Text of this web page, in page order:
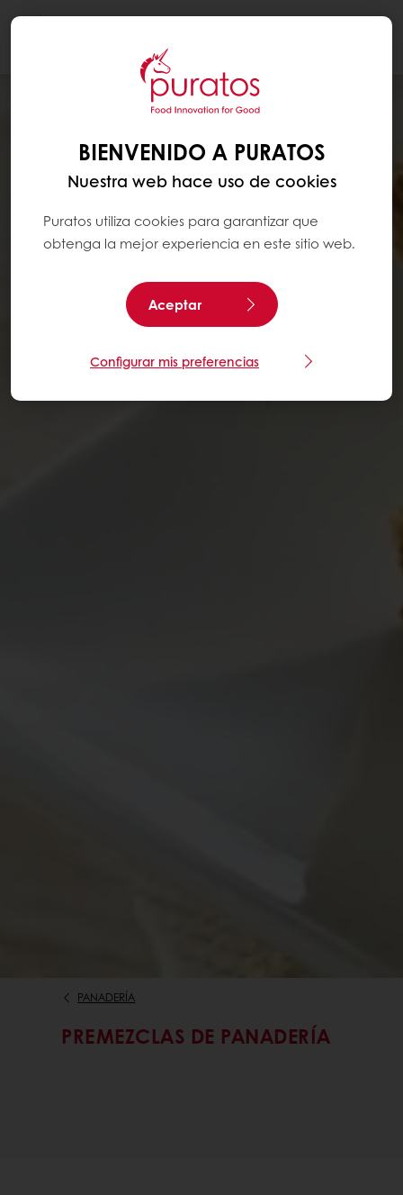
PANADERÍA
PREMEZCLAS DE PANADERÍA
BIENVENIDO A PURATOS
Nuestra web hace uso de cookies
Puratos utiliza cookies para garantizar que
obtenga la mejor experiencia en este sitio web.
Aceptar
Configurar mis preferencias